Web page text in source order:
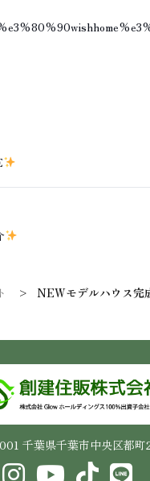
NEWモデルハウス完
千葉県千葉市中央区都